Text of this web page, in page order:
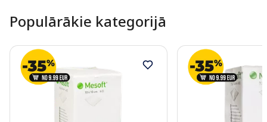
Populārākie kategorijā